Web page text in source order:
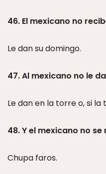
46. El mexicano no
Le dan su domingo.
47. Al mexicano no le
Le dan en la torre o, si la
48. Y el mexicano no se
Chupa faros.